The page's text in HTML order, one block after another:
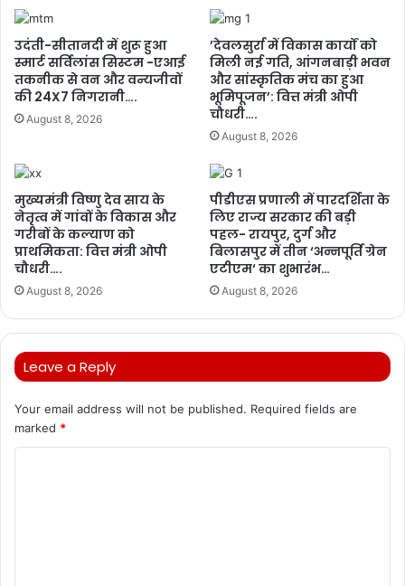
उदंती-सीतानदी में शुरू हुआ
स्मार्ट सर्विलांस सिस्टम -एआई
तकनीक से वन और वन्यजीवों
की 24X7 निगरानी….
August 8, 2026
’देवलसुर्रा में विकास कार्यों को
मिली नई गति, आंगनबाड़ी भवन
और सांस्कृतिक मंच का हुआ
भूमिपूजन’: वित्त मंत्री ओपी
चौधरी….
August 8, 2026
मुख्यमंत्री विष्णु देव साय के
नेतृत्व में गांवों के विकास और
गरीबों के कल्याण को
प्राथमिकता: वित्त मंत्री ओपी
चौधरी….
August 8, 2026
पीडीएस प्रणाली में पारदर्शिता के
लिए राज्य सरकार की बड़ी
पहल- रायपुर, दुर्ग और
बिलासपुर में तीन ‘अन्नपूर्ति ग्रेन
एटीएम‘ का शुभारंभ…
August 8, 2026
Leave a Reply
Your email address will not be published. Required fields are
marked *